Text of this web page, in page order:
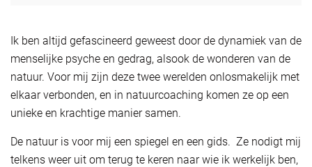
Ik ben altijd gefascineerd geweest door de dynamiek van de
menselijke psyche en gedrag, alsook de wonderen van de
natuur. Voor mij zijn deze twee werelden onlosmakelijk met
elkaar verbonden, en in natuurcoaching komen ze op een
unieke en krachtige manier samen.
De natuur is voor mij een spiegel en een gids. Ze nodigt mij
telkens weer uit om terug te keren naar wie ik werkelijk ben,